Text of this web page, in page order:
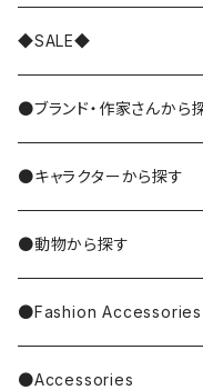
◆SALE◆
●ブランド・作家さんから
MIYUKI MATSUO/松尾ミ
Nathalie Lete
Miyagi Chika/みやぎちか
BAREFOOT
●キャラクターから探す
Krtek／もぐらのクルテク
PUPPET SUNSUN／パペ
Garfield
●動物から探す
cat／猫
dog／犬
●Fashion Accessories
Bag
●Accessories